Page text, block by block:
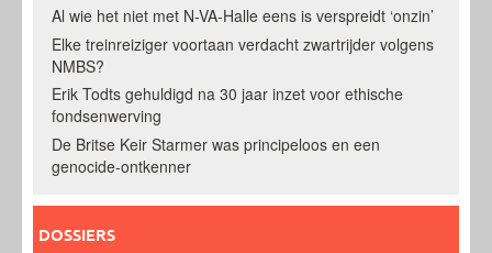
Al wie het niet met N-VA-Halle eens is verspreidt ‘onzin’
Elke treinreiziger voortaan verdacht zwartrijder volgens
NMBS?
Erik Todts gehuldigd na 30 jaar inzet voor ethische
fondsenwerving
De Britse Keir Starmer was principeloos en een
genocide-ontkenner
DOSSIERS